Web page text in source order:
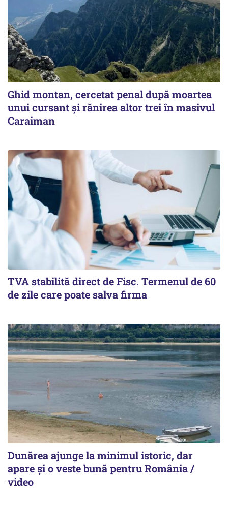
Ghid montan, cercetat penal după moartea
unui cursant și rănirea altor trei în masivul
Caraiman
TVA stabilită direct de Fisc. Termenul de 60
de zile care poate salva firma
Dunărea ajunge la minimul istoric, dar
apare și o veste bună pentru România /
video